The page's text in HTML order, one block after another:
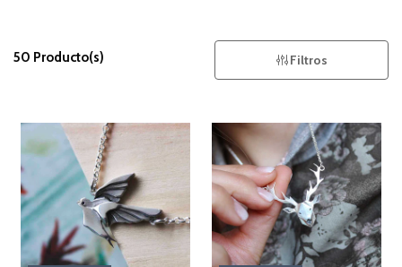
50 Producto(s) Filtros